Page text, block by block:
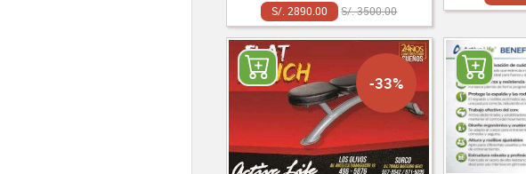
S/. 2890.00 S/. 3500.00
-33%